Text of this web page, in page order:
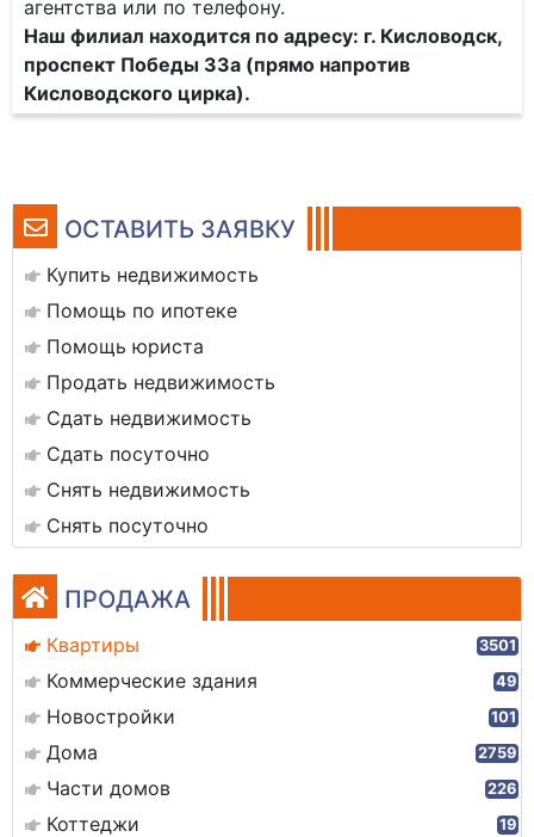
ОСТАВИТЬ ЗАЯВКУ
Купить недвижимость
Помощь по ипотеке
Помощь юриста
Продать недвижимость
Сдать недвижимость
Сдать посуточно
Снять недвижимость
Снять посуточно
ПРОДАЖА
Квартиры 3501
Коммерческие здания 49
Новостройки 101
Дома 2759
Части домов 226
Коттеджи 19
агентства или по телефону.
Наш филиал находится по адресу: г. Кисловодск,
проспект Победы 33а (прямо напротив
Кисловодского цирка).